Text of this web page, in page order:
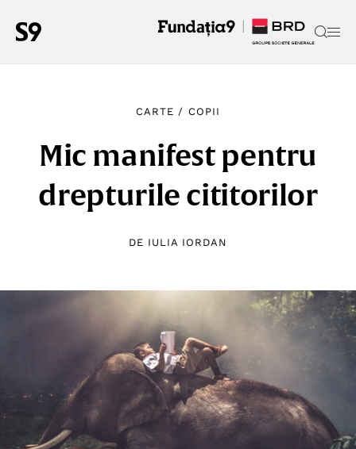
CARTE / COPII
Mic manifest pentru
drepturile cititorilor
DE IULIA IORDAN